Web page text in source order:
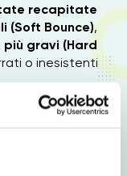
recapitate
(Soft Bounce),
più gravi (Hard
o inesistenti
così da
lista contatti
farci